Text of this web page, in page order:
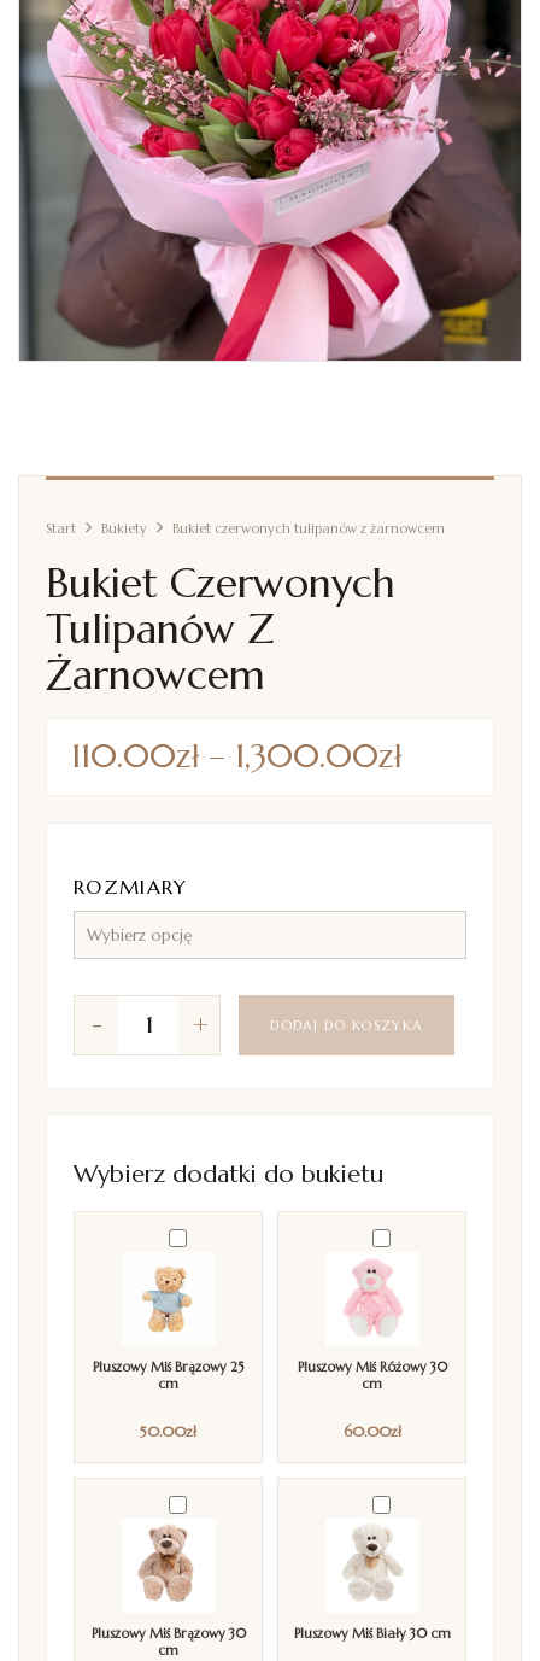
Start Bukiety Bukiet czerwonych tulipanów z żarnowcem
Bukiet Czerwonych
Tulipanów Z
Żarnowcem
110.00zł – 1,300.00zł
ROZMIARY
+
- DODAJ DO KOSZYKA
Wybierz dodatki do bukietu
Pluszowy Miś Brązowy 25
cm
50.00zł
Pluszowy Miś Różowy 30
cm
60.00zł
Pluszowy Miś Brązowy 30
cm
Pluszowy Miś Biały 30 cm